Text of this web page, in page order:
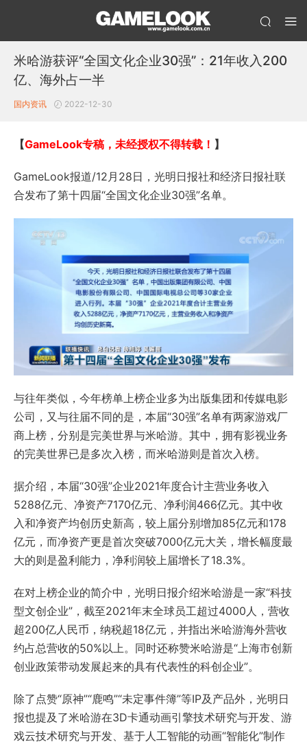
米哈游获评“全国文化企业30强”：21年收入200
亿、海外占一半
国内资讯 2022-12-30
【GameLook专稿，未经授权不得转载！ 】
GameLook报道/12月28日，光明日报社和经济日报社联
合发布了第十四届“全国文化企业30强”名单。
与往年类似，今年榜单上榜企业多为出版集团和传媒电影
公司，又与往届不同的是，本届“30强”名单有两家游戏厂
商上榜，分别是完美世界与米哈游。其中，拥有影视业务
的完美世界已是多次入榜，而米哈游则是首次入榜。
据介绍，本届“30强”企业2021年度合计主营业务收入
5288亿元、净资产7170亿元、净利润466亿元。其中收
入和净资产均创历史新高，较上届分别增加85亿元和178
亿元，而净资产更是首次突破7000亿元大关，增长幅度最
大的则是盈利能力，净利润较上届增长了18.3%。
在对上榜企业的简介中，光明日报介绍米哈游是一家“科技
型文创企业”，截至2021年末全球员工超过4000人，营收
超200亿人民币，纳税超18亿元，并指出米哈游海外营收
约占总营收的50%以上。同时还称赞米哈游是“上海市创新
创业政策带动发展起来的具有代表性的科创企业”。
除了点赞“原神”“鹿鸣”“未定事件簿”等IP及产品外，光明日
报也提及了米哈游在3D卡通动画引擎技术研究与开发、游
戏云技术研究与开发、基于人工智能的动画“智能化”制作